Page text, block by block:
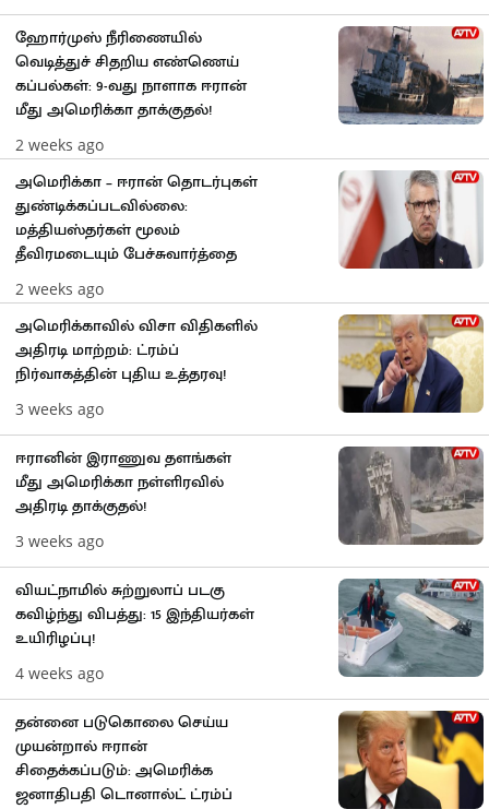
ஹோர்முஸ் நீரிணையில்
வெடித்துச் சிதறிய எண்ணெய்
கப்பல்கள்: 9-வது நாளாக ஈரான்
மீது அமெரிக்கா தாக்குதல்!
2 weeks ago
அமெரிக்கா – ஈரான் தொடர்புகள்
துண்டிக்கப்படவில்லை:
மத்தியஸ்தர்கள் மூலம்
தீவிரமடையும் பேச்சுவார்த்தை
2 weeks ago
அமெரிக்காவில் விசா விதிகளில்
அதிரடி மாற்றம்: ட்ரம்ப்
நிர்வாகத்தின் புதிய உத்தரவு!
3 weeks ago
ஈரானின் இராணுவ தளங்கள்
மீது அமெரிக்கா நள்ளிரவில்
அதிரடி தாக்குதல்!
3 weeks ago
வியட்நாமில் சுற்றுலாப் படகு
கவிழ்ந்து விபத்து: 15 இந்தியர்கள்
உயிரிழப்பு!
4 weeks ago
தன்னை படுகொலை செய்ய
முயன்றால் ஈரான்
சிதைக்கப்படும்: அமெரிக்க
ஜனாதிபதி டொனால்ட் ட்ரம்ப்